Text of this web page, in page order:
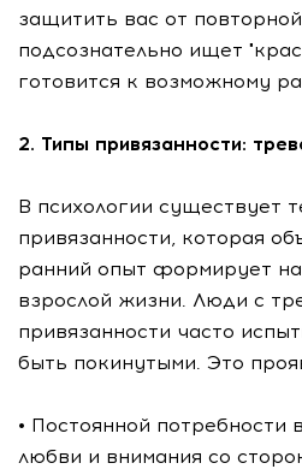
защитить вас от
подсознательно ищет
готовится к возможному
2. Типы привязанности:
В психологии существует
привязанности, которая
ранний опыт формирует
взрослой жизни. Люди с
привязанности часто
быть покинутыми. Это
• Постоянной потребности
любви и внимания со